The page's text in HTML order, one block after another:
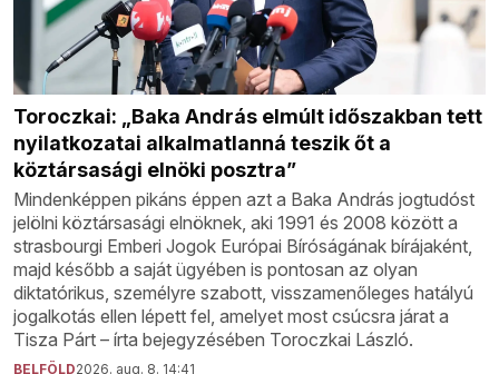
Toroczkai: „Baka András elmúlt időszakban tett
nyilatkozatai alkalmatlanná teszik őt a
köztársasági elnöki posztra”
Mindenképpen pikáns éppen azt a Baka András jogtudóst
jelölni köztársasági elnöknek, aki 1991 és 2008 között a
strasbourgi Emberi Jogok Európai Bíróságának bírájaként,
majd később a saját ügyében is pontosan az olyan
diktatórikus, személyre szabott, visszamenőleges hatályú
jogalkotás ellen lépett fel, amelyet most csúcsra járat a
Tisza Párt – írta bejegyzésében Toroczkai László.
BELFÖLD2026. aug. 8. 14:41